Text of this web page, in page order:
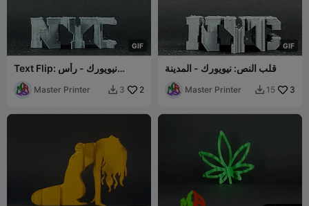
GIF
Text Flip: نيويورك - رأس
Master Printer  3 2
GIF
قلب النص: نيويورك - المدينة
Master Printer  15 3